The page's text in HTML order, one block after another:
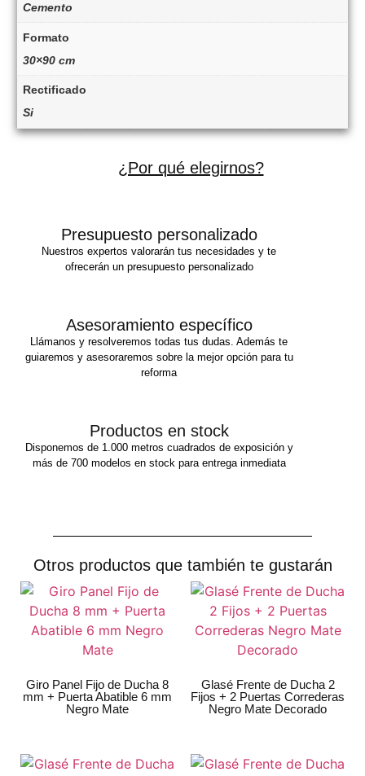
Cemento
Formato
30×90 cm
Rectificado
Si
¿Por qué elegirnos?
Presupuesto personalizado
Nuestros expertos valorarán tus necesidades y te
ofrecerán un presupuesto personalizado
Asesoramiento específico
Llámanos y resolveremos todas tus dudas. Además te
guiaremos y asesoraremos sobre la mejor opción para tu
reforma
Productos en stock
Disponemos de 1.000 metros cuadrados de exposición y
más de 700 modelos en stock para entrega inmediata
Otros productos que también te gustarán
Giro Panel Fijo de Ducha 8
mm + Puerta Abatible 6 mm
Negro Mate
Glasé Frente de Ducha 2
Fijos + 2 Puertas Correderas
Negro Mate Decorado